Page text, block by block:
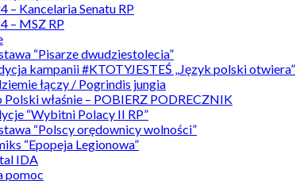
– Kancelaria Senatu RP
– MSZ RP
“Pisarze dwudziestolecia”
kampanii #KTOTYJESTEŚ „Język polski otwiera”
łączy / Pogrindis jungia
Polski właśnie – POBIERZ PODRECZNIK
“Wybitni Polacy II RP”
“Polscy orędownicy wolności”
“Epopeja Legionowa”
IDA
pomoc